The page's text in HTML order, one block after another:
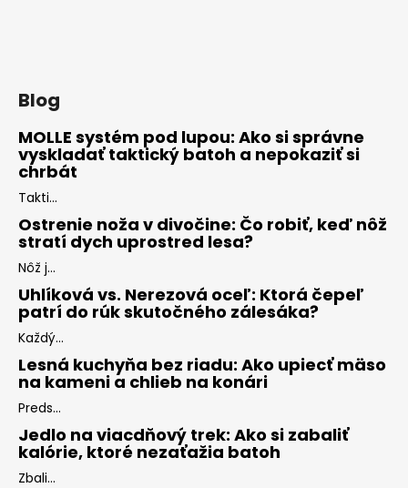
Blog
MOLLE systém pod lupou: Ako si správne
vyskladať taktický batoh a nepokaziť si
chrbát
Takti...
Ostrenie noža v divočine: Čo robiť, keď nôž
stratí dych uprostred lesa?
Nôž j...
Uhlíková vs. Nerezová oceľ: Ktorá čepeľ
patrí do rúk skutočného zálesáka?
Každý...
Lesná kuchyňa bez riadu: Ako upiecť mäso
na kameni a chlieb na konári
Preds...
Jedlo na viacdňový trek: Ako si zabaliť
kalórie, ktoré nezaťažia batoh
Zbali...